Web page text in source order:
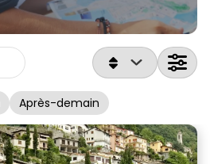
Après-demain